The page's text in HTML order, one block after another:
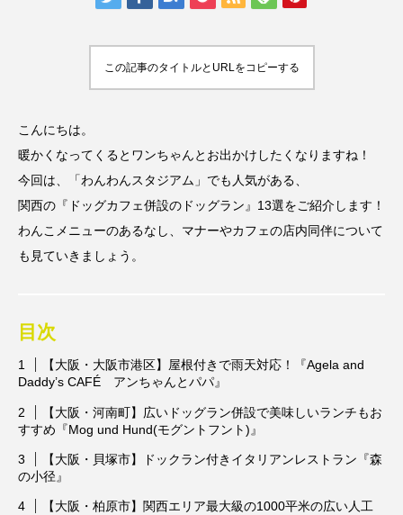
この記事のタイトルとURLをコピーする
こんにちは。
暖かくなってくるとワンちゃんとお出かけしたくなりますね！
今回は、「わんわんスタジアム」でも人気がある、
関西の『ドッグカフェ併設のドッグラン』13選をご紹介します！
わんこメニューのあるなし、マナーやカフェの店内同伴について
も見ていきましょう。
目次
【大阪・大阪市港区】屋根付きで雨天対応！『Agela and
Daddy’s CAFÉ アンちゃんとパパ』
【大阪・河南町】広いドッグラン併設で美味しいランチもお
すすめ『Mog und Hund(モグントフント)』
【大阪・貝塚市】ドックラン付きイタリアンレストラン『森
の小径』
【大阪・柏原市】関西エリア最大級の1000平米の広い人工